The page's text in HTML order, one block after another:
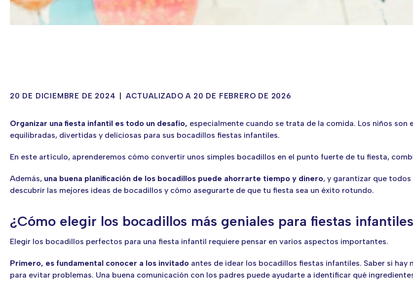
20 DE DICIEMBRE DE 2024 ACTUALIZADO A 20 DE FEBRERO DE 2026
Organizar una fiesta infantil es todo un desafío, especialmente cuando se trata de la comida. Los niños son
equilibradas, divertidas y deliciosas para sus bocadillos fiestas infantiles.
En este artículo, aprenderemos cómo convertir unos simples bocadillos en el punto fuerte de tu fiesta,
Además, una buena planificación de los bocadillos puede ahorrarte tiempo y dinero, y garantizar que
descubrir las mejores ideas de bocadillos y cómo asegurarte de que tu fiesta sea un éxito rotundo.
¿Cómo elegir los bocadillos más geniales para fiestas
Elegir los bocadillos perfectos para una fiesta infantil requiere pensar en varios aspectos importantes.
Primero, es fundamental conocer a los invitado antes de idear los bocadillos fiestas infantiles. Saber si
para evitar problemas. Una buena comunicación con los padres puede ayudarte a identificar qué